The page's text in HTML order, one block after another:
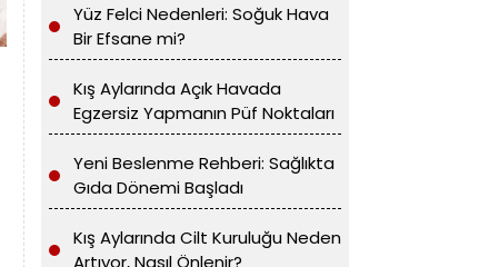
Yüz Felci Nedenleri: Soğuk Hava
Bir Efsane mi?
Kış Aylarında Açık Havada
Egzersiz Yapmanın Püf Noktaları
Yeni Beslenme Rehberi: Sağlıkta
Gıda Dönemi Başladı
Kış Aylarında Cilt Kuruluğu Neden
Artıyor, Nasıl Önlenir?